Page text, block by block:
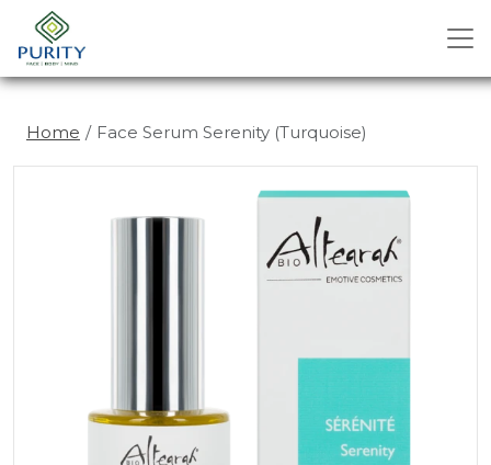
Home Face Serum Serenity (Turquoise)